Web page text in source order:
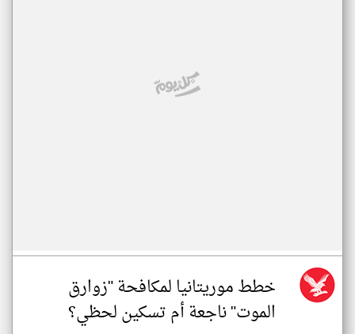
خطط موريتانيا لمكافحة "زوارق
الموت" ناجعة أم تسكين لحظي؟